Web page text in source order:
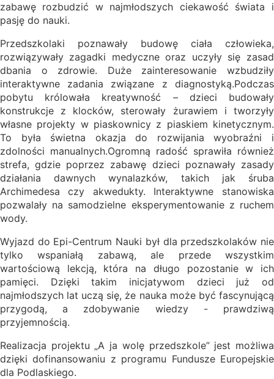
zabawę rozbudzić w najmłodszych ciekawość świata i
pasję do nauki.
Przedszkolaki poznawały budowę ciała człowieka,
rozwiązywały zagadki medyczne oraz uczyły się zasad
dbania o zdrowie. Duże zainteresowanie wzbudziły
interaktywne zadania związane z diagnostyką.Podczas
pobytu królowała kreatywność – dzieci budowały
konstrukcje z klocków, sterowały żurawiem i tworzyły
własne projekty w piaskownicy z piaskiem kinetycznym.
To była świetna okazja do rozwijania wyobraźni i
zdolności manualnych.Ogromną radość sprawiła również
strefa, gdzie poprzez zabawę dzieci poznawały zasady
działania dawnych wynalazków, takich jak śruba
Archimedesa czy akwedukty. Interaktywne stanowiska
pozwalały na samodzielne eksperymentowanie z ruchem
wody.
Wyjazd do Epi-Centrum Nauki był dla przedszkolaków nie
tylko wspaniałą zabawą, ale przede wszystkim
wartościową lekcją, która na długo pozostanie w ich
pamięci. Dzięki takim inicjatywom dzieci już od
najmłodszych lat uczą się, że nauka może być fascynującą
przygodą, a zdobywanie wiedzy - prawdziwą
przyjemnością.
Realizacja projektu „A ja wolę przedszkole” jest możliwa
dzięki dofinansowaniu z programu Fundusze Europejskie
dla Podlaskiego.